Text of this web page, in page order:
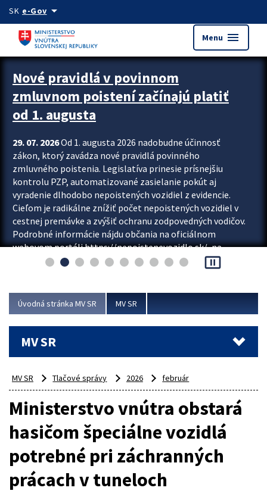
Preskocit na hlavný obsah
SK e-Govarrow_drop_down
Menu menu
Zastavit automatický posun upútavok
Nové pravidlá v povinnom
zmluvnom poistení začínajú platiť
od 1. augusta
29. 07. 2026Od 1. augusta 2026 nadobudne účinnosť
zákon, ktorý zavádza nové pravidlá povinného
zmluvného poistenia. Legislatíva prinesie prísnejšiu
kontrolu PZP, automatizované zasielanie pokút aj
vyradenie dlhodobo nepoistených vozidiel z evidencie.
Cieľom je radikálne znížiť počet nepoistených vozidiel v
cestnej premávke a zvýšiť ochranu zodpovedných vodičov.
Podrobné informácie nájdu občania na oficiálnom
webovom portáli https://nepoistenevozidlo.sk/, na
ktorom od augusta pribudne aj možnosť overiť si...
pause_presentation
Úvodná stránka MV SR MV SR
MV SR
MV SR Tlačové správy 2026 február
Ministerstvo vnútra obstará
hasičom špeciálne vozidlá
potrebné pri záchranných
prácach v tuneloch